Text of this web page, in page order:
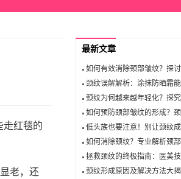
走红毯的
老，还
最新文章
如何消除颈纹？专业解析颈部
颈纹形成原因及解决方法大揭